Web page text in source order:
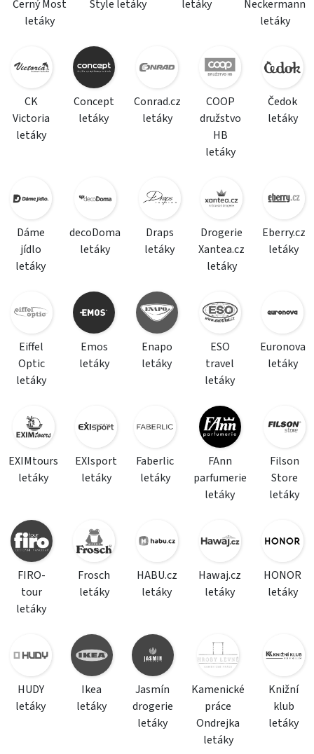
Černý Most
letáky
Style letáky letáky
Neckermann
letáky
CK
Victoria
letáky
Concept
letáky
Conrad.cz
letáky
COOP
družstvo
HB
letáky
Čedok
letáky
Dáme
jídlo
letáky
decoDoma
letáky
Draps
letáky
Drogerie
Xantea.cz
letáky
Eberry.cz
letáky
Eiffel
Optic
letáky
Emos
letáky
Enapo
letáky
ESO
travel
letáky
Euronova
letáky
EXIMtours
letáky
EXIsport
letáky
Faberlic
letáky
FAnn
parfumerie
letáky
Filson
Store
letáky
FIRO-
tour
letáky
Frosch
letáky
HABU.cz
letáky
Hawaj.cz
letáky
HONOR
letáky
HUDY
letáky
Ikea
letáky
Jasmín
drogerie
letáky
Kamenické
práce
Ondrejka
letáky
Knižní
klub
letáky